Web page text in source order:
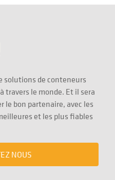
solutions de conteneurs
travers le monde. Et il sera
le bon partenaire, avec les
et les plus fiables
NOUS